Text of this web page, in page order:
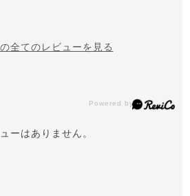
全てのレビューを見る
ーはありません。